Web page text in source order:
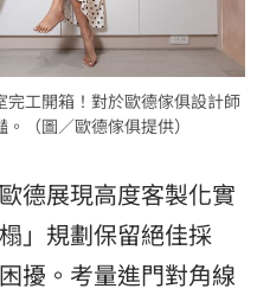
工開箱！對於歐德傢俱設計師
（圖／歐德傢俱提供）
德展現高度客製化實
」規劃保留絕佳採
擾。考量進門對角線